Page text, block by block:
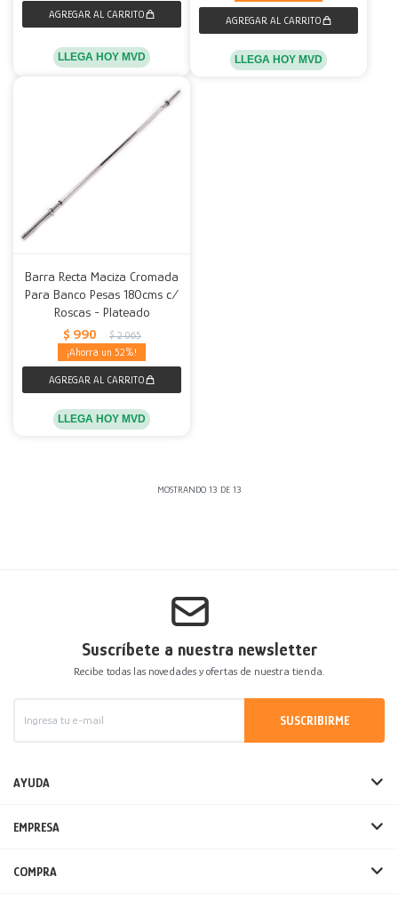
LLEGA HOY MVD LLEGA HOY MVD
Barra Recta Maciza Cromada
Para Banco Pesas 180cms c/
Roscas - Plateado
$ 990 $ 2.065
52
LLEGA HOY MVD
MOSTRANDO 13 DE 13
Suscríbete a nuestra newsletter
Recibe todas las novedades y ofertas de nuestra tienda.
SUSCRIBIRME
AYUDA
EMPRESA
COMPRA